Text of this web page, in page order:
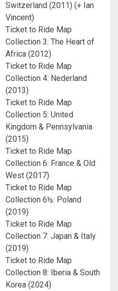
Switzerland (2011) (+ Ian
Vincent)
Ticket to Ride Map
Collection 3: The Heart of
Africa (2012)
Ticket to Ride Map
Collection 4: Nederland
(2013)
Ticket to Ride Map
Collection 5: United
Kingdom & Pennsylvania
(2015)
Ticket to Ride Map
Collection 6: France & Old
West (2017)
Ticket to Ride Map
Collection 6½: Poland
(2019)
Ticket to Ride Map
Collection 7: Japan & Italy
(2019)
Ticket to Ride Map
Collection 8: Iberia & South
Korea (2024)